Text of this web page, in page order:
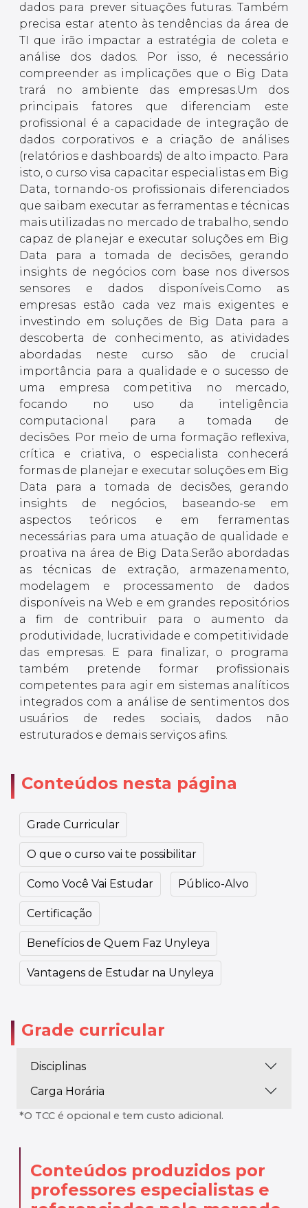
dados para prever situações futuras. Também
precisa estar atento às tendências da área de
TI que irão impactar a estratégia de coleta e
análise dos dados. Por isso, é necessário
compreender as implicações que o Big Data
trará no ambiente das empresas.Um dos
principais fatores que diferenciam este
profissional é a capacidade de integração de
dados corporativos e a criação de análises
(relatórios e dashboards) de alto impacto. Para
isto, o curso visa capacitar especialistas em Big
Data, tornando-os profissionais diferenciados
que saibam executar as ferramentas e técnicas
mais utilizadas no mercado de trabalho, sendo
capaz de planejar e executar soluções em Big
Data para a tomada de decisões, gerando
insights de negócios com base nos diversos
sensores e dados disponíveis.Como as
empresas estão cada vez mais exigentes e
investindo em soluções de Big Data para a
descoberta de conhecimento, as atividades
abordadas neste curso são de crucial
importância para a qualidade e o sucesso de
uma empresa competitiva no mercado,
focando no uso da inteligência
computacional para a tomada de
decisões. Por meio de uma formação reflexiva,
crítica e criativa, o especialista conhecerá
formas de planejar e executar soluções em Big
Data para a tomada de decisões, gerando
insights de negócios, baseando-se em
aspectos teóricos e em ferramentas
necessárias para uma atuação de qualidade e
proativa na área de Big Data.Serão abordadas
as técnicas de extração, armazenamento,
modelagem e processamento de dados
disponíveis na Web e em grandes repositórios
a fim de contribuir para o aumento da
produtividade, lucratividade e competitividade
das empresas. E para finalizar, o programa
também pretende formar profissionais
competentes para agir em sistemas analíticos
integrados com a análise de sentimentos dos
usuários de redes sociais, dados não
estruturados e demais serviços afins.
Conteúdos nesta página
Grade Curricular
O que o curso vai te possibilitar
Como Você Vai Estudar Público-Alvo
Certificação
Benefícios de Quem Faz Unyleya
Vantagens de Estudar na Unyleya
Grade curricular
Disciplinas
Carga Horária
*O TCC é opcional e tem custo adicional.
Conteúdos produzidos por
professores especialistase